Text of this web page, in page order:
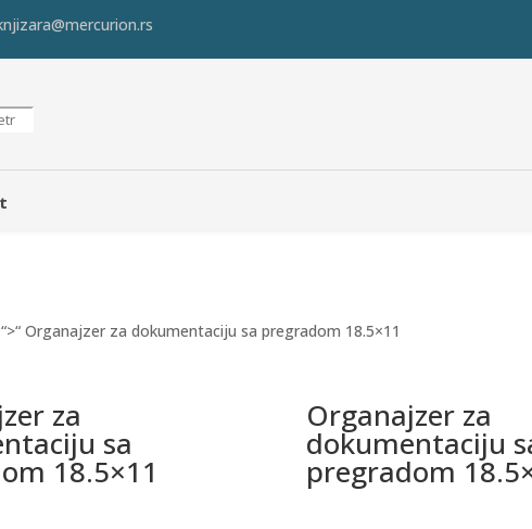
“>“ Organajzer za dokumentaciju sa pregradom 18.5×11
za
sa
18.5×11
Organajzer za
dokumentaciju
pregradom